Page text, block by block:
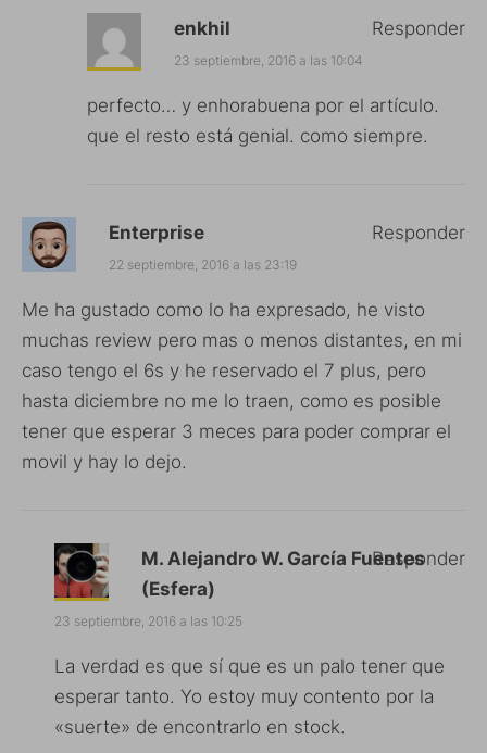
enkhil
23 septiembre, 2016 a las 10:04
perfecto… y enhorabuena por el artículo.
que el resto está genial. como siempre.
Responder
Enterprise
22 septiembre, 2016 a las 23:19
Me ha gustado como lo ha expresado, he visto
muchas review pero mas o menos distantes, en mi
caso tengo el 6s y he reservado el 7 plus, pero
hasta diciembre no me lo traen, como es posible
tener que esperar 3 meces para poder comprar el
movil y hay lo dejo.
Responder
M. Alejandro W. García Fuentes
(Esfera)
23 septiembre, 2016 a las 10:25
La verdad es que sí que es un palo tener que
esperar tanto. Yo estoy muy contento por la
«suerte» de encontrarlo en stock.
Responder